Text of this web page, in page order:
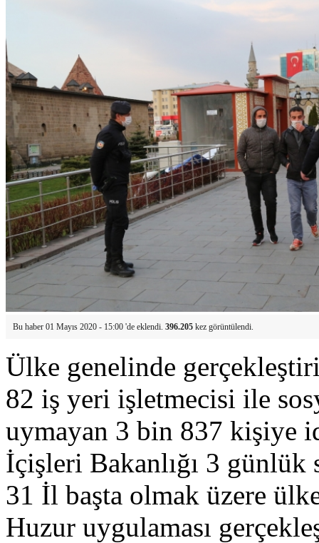
Bu haber 01 Mayıs 2020 - 15:00 'de eklendi. 396.205 kez görüntülendi.
Ülke genelinde
82 iş yeri işletmecisi ile
uymayan 3 bin 837 kişiye
İçişleri Bakanlığı 3 günlük
31 İl başta olmak üzere
Huzur uygulaması